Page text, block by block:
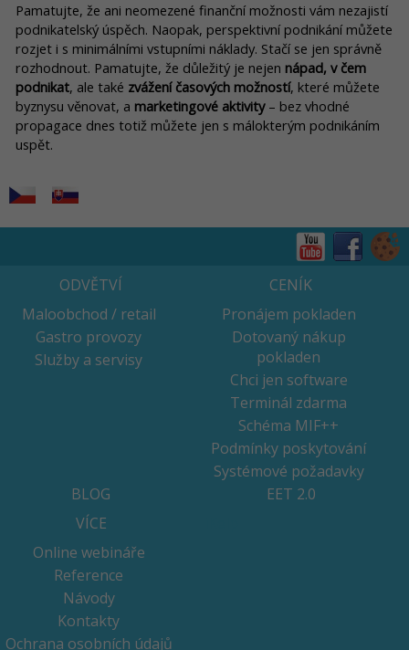
Pamatujte, že ani neomezené finanční možnosti vám nezajistí
podnikatelský úspěch. Naopak, perspektivní podnikání můžete
rozjet i s minimálními vstupními náklady. Stačí se jen správně
rozhodnout. Pamatujte, že důležitý je nejen nápad, v čem
podnikat, ale také zvážení časových možností, které můžete
byznysu věnovat, a marketingové aktivity– bez vhodné
propagace dnes totiž můžete jen s málokterým podnikáním
uspět.
ODVĚTVÍ
Maloobchod / retail
Gastro provozy
Služby a servisy
CENÍK
Pronájem pokladen
Dotovaný nákup
pokladen
Chci jen software
Terminál zdarma
Schéma MIF++
Podmínky poskytování
Systémové požadavky
BLOG
EET 2.0
VÍCE
Online webináře
Reference
Návody
Kontakty
Ochrana osobních údajů